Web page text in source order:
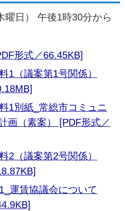
曜日） 午後1時30分から
形式／66.45KB]
1（議案第1号関係）
1別紙_常総市コミュニ
画（素案） [PDF形式／
2（議案第2号関係）
運賃協議会について